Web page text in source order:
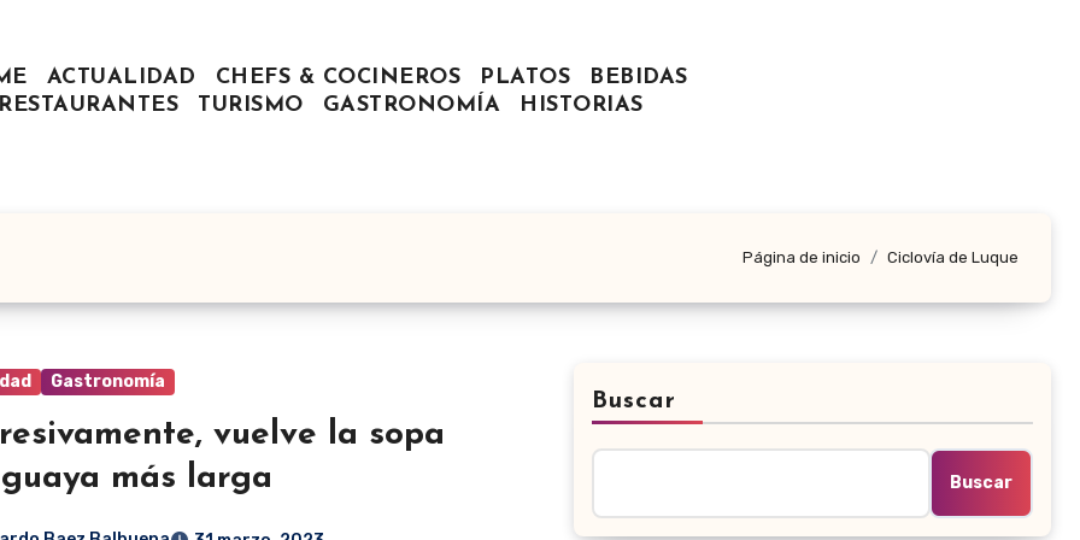
ACTUALIDAD CHEFS & COCINEROS PLATOS
BEBIDAS
RESTAURANTES
TURISMO GASTRONOMÍA HISTORIAS
Página de inicio Ciclovía de Luque
Gastronomía
vuelve la sopa
más larga
Buscar
Buscar